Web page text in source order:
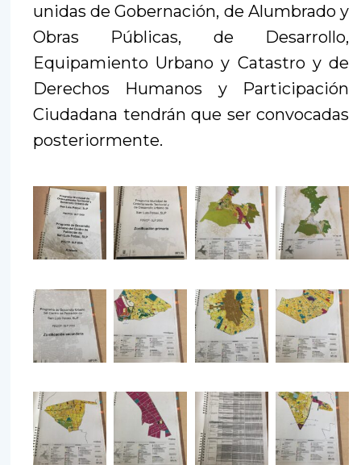
unidas de Gobernación, de Alumbrado y
Obras Públicas, de Desarrollo,
Equipamiento Urbano y Catastro y de
Derechos Humanos y Participación
Ciudadana tendrán que ser convocadas
posteriormente.